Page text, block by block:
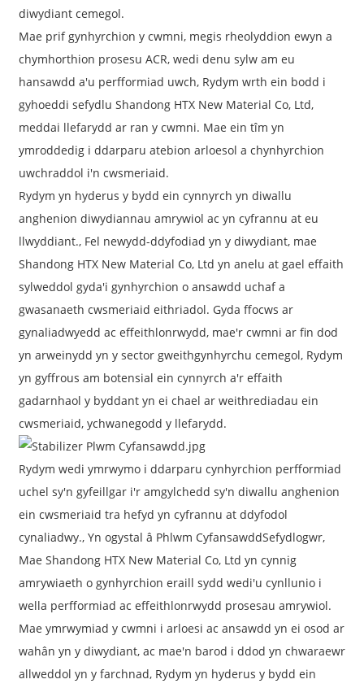
diwydiant cemegol.
Mae prif gynhyrchion y cwmni, megis rheolyddion ewyn a
chymhorthion prosesu ACR, wedi denu sylw am eu
hansawdd a'u perfformiad uwch, Rydym wrth ein bodd i
gyhoeddi sefydlu Shandong HTX New Material Co, Ltd,
meddai llefarydd ar ran y cwmni. Mae ein tîm yn
ymroddedig i ddarparu atebion arloesol a chynhyrchion
uwchraddol i'n cwsmeriaid.
Rydym yn hyderus y bydd ein cynnyrch yn diwallu
anghenion diwydiannau amrywiol ac yn cyfrannu at eu
llwyddiant., Fel newydd-ddyfodiad yn y diwydiant, mae
Shandong HTX New Material Co, Ltd yn anelu at gael effaith
sylweddol gyda'i gynhyrchion o ansawdd uchaf a
gwasanaeth cwsmeriaid eithriadol. Gyda ffocws ar
gynaliadwyedd ac effeithlonrwydd, mae'r cwmni ar fin dod
yn arweinydd yn y sector gweithgynhyrchu cemegol, Rydym
yn gyffrous am botensial ein cynnyrch a'r effaith
gadarnhaol y byddant yn ei chael ar weithrediadau ein
cwsmeriaid, ychwanegodd y llefarydd.
Rydym wedi ymrwymo i ddarparu cynhyrchion perfformiad
uchel sy'n gyfeillgar i'r amgylchedd sy'n diwallu anghenion
ein cwsmeriaid tra hefyd yn cyfrannu at ddyfodol
cynaliadwy., Yn ogystal â Phlwm CyfansawddSefydlogwr,
Mae Shandong HTX New Material Co, Ltd yn cynnig
amrywiaeth o gynhyrchion eraill sydd wedi'u cynllunio i
wella perfformiad ac effeithlonrwydd prosesau amrywiol.
Mae ymrwymiad y cwmni i arloesi ac ansawdd yn ei osod ar
wahân yn y diwydiant, ac mae'n barod i ddod yn chwaraewr
allweddol yn y farchnad, Rydym yn hyderus y bydd ein